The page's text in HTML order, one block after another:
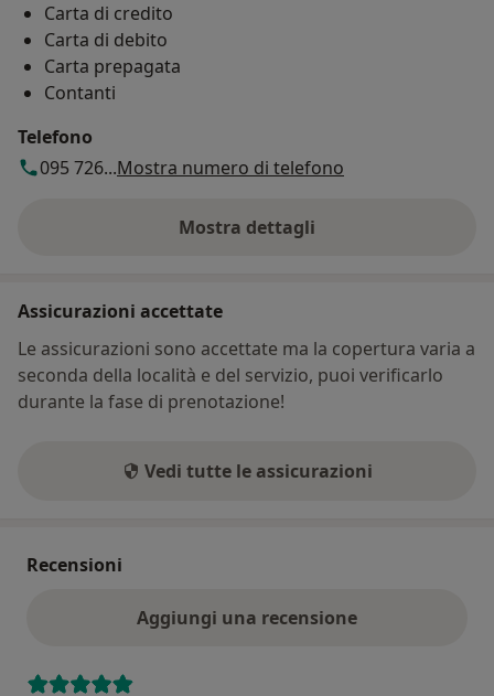
Carta di credito
Carta di debito
Carta prepagata
Contanti
Telefono
095 726...Mostra numero di telefono
Mostra dettagli
sull'indirizzo
Assicurazioni accettate
Le assicurazioni sono accettate ma la copertura varia a
seconda della località e del servizio, puoi verificarlo
durante la fase di prenotazione!
Vedi tutte le assicurazioni
Recensioni
Aggiungi una recensione